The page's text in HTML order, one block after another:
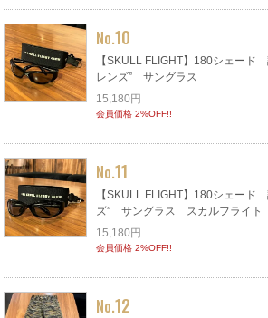
No.10
【SKULL FLIGHT】180シェード
レンズ” サングラス
15,180円
会員価格 2%OFF!!
No.11
【SKULL FLIGHT】180シェード
ズ” サングラス スカルフライト
15,180円
会員価格 2%OFF!!
No.12